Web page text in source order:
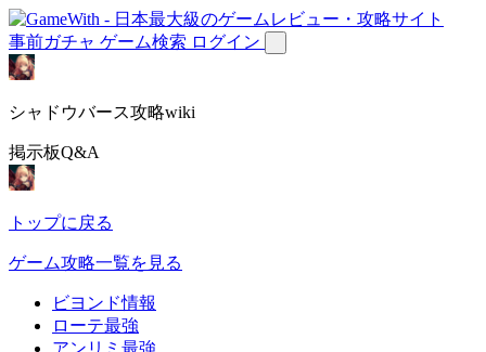
事前ガチャ ゲーム検索 ログイン
シャドウバース攻略wiki
掲示板Q&A
トップに戻る
ゲーム攻略一覧を見る
ビヨンド情報
ローテ最強
アンリミ最強